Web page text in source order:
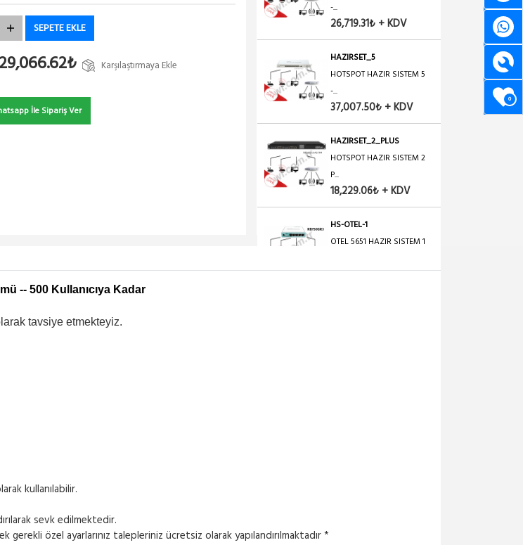
0
SEPETE EKLE
29,066.62₺ Karşılaştırmaya Ekle
İle Sipariş Ver
-...
26,719.31₺ + KDV
HAZIRSET_5
HOTSPOT HAZIR SISTEM 5
-...
37,007.50₺ + KDV
HAZIRSET_2_PLUS
HOTSPOT HAZIR SISTEM 2
P...
18,229.06₺ + KDV
HS-OTEL-1
OTEL 5651 HAZIR SISTEM 1
-- 500 Kullanıcıya Kadar
tavsiye etmekteyiz.
kullanılabilir.
sevk edilmektedir.
özel ayarlarınız talepleriniz ücretsiz olarak yapılandırılmaktadır *